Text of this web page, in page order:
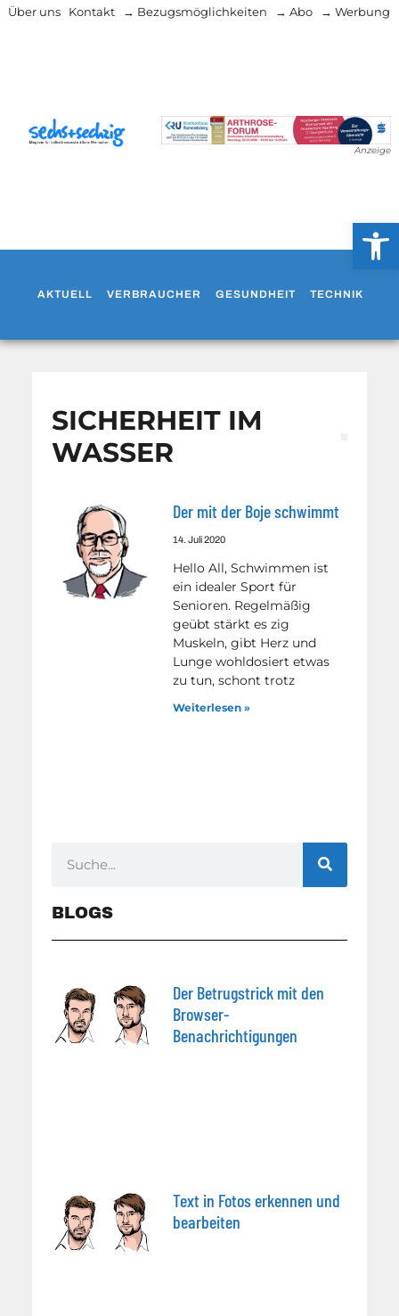
Über uns Kontakt → Bezugsmöglichkeiten → Abo → Werbung
Anzeige
AKTUELL VERBRAUCHER GESUNDHEIT TECHNIK
SICHERHEIT IM
WASSER
Der mit der Boje schwimmt
14. Juli 2020
Hello All, Schwimmen ist
ein idealer Sport für
Senioren. Regelmäßig
geübt stärkt es zig
Muskeln, gibt Herz und
Lunge wohldosiert etwas
zu tun, schont trotz
Weiterlesen »
BLOGS
Der Betrugstrick mit den
Browser-
Benachrichtigungen
Text in Fotos erkennen und
bearbeiten